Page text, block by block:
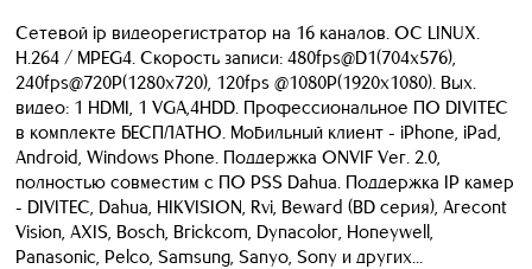
Сетевой ip видеорегистратор на 16 каналов. ОС LINUX.
H.264 / MPEG4. Скорость записи: 480fps@D1(704х576),
240fps@720P(1280х720), 120fps @1080P(1920х1080). Вых.
видео: 1 HDMI, 1 VGA,4HDD. Профессиональное ПО DIVITEC
в комплекте БЕСПЛАТНО. Мобильный клиент - iPhone, iPad,
Android, Windows Phone. Поддержка ONVIF Ver. 2.0,
полностью совместим с ПО PSS Dahua. Поддержка IP камер
- DIVITEC, Dahua, HIKVISION, Rvi, Beward (BD серия), Arecont
Vision, AXIS, Bosch, Brickcom, Dynacolor, Honeywell,
Panasonic, Pelco, Samsung, Sanyo, Sony и других...